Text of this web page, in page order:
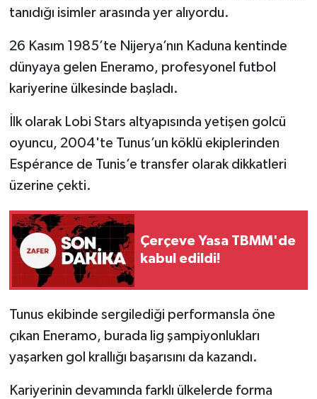
tanıdığı isimler arasında yer alıyordu.
26 Kasım 1985’te Nijerya’nın Kaduna kentinde
dünyaya gelen Eneramo, profesyonel futbol
kariyerine ülkesinde başladı.
İlk olarak Lobi Stars altyapısında yetişen golcü
oyuncu, 2004'te Tunus’un köklü ekiplerinden
Espérance de Tunis’e transfer olarak dikkatleri
üzerine çekti.
Çerçeve Yasa TBMM'de
kabul edildi!
Tunus ekibinde sergilediği performansla öne
çıkan Eneramo, burada lig şampiyonlukları
yaşarken gol krallığı başarısını da kazandı.
Kariyerinin devamında farklı ülkelerde forma